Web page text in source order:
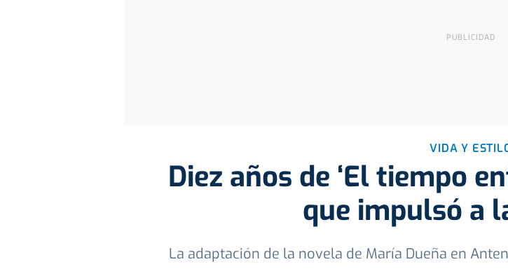
VIDA Y
Diez años de ‘El tiempo
que impulsó a
La adaptación de la novela de María Dueña en